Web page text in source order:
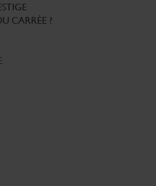
CARRÉE ?